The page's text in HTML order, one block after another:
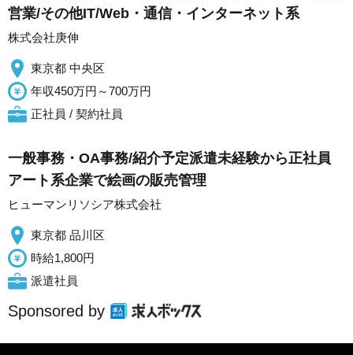
営業/その他IT/Web・通信・インターネット系
株式会社庚伸
東京都 中央区
年収450万円～700万円
正社員 / 契約社員
一般事務・OA事務/紹介予定派遣未経験から正社員
アート系企業で絵画の販売管理
ヒューマンリソシア株式会社
東京都 品川区
時給1,800円
派遣社員
Sponsored by